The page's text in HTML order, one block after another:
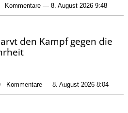
Kommentare — 8. August 2026 9:48
den Kampf gegen die
Kommentare — 8. August 2026 8:04